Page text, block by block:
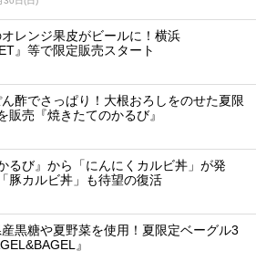
レンジ果皮がビールに！横浜
』等で限定販売スタート
酢でさっぱり！大根おろしをのせた夏限
販売『焼きたてのかるび』
るび』から「にんにくカルビ丼」が発
豚カルビ丼」も待望の復活
黒糖や夏野菜を使用！夏限定ベーグル3
』